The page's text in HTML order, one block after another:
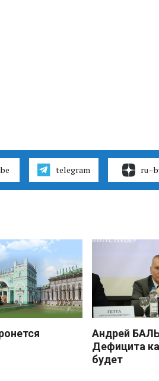
telegram
Андрей
Дефицита
будет